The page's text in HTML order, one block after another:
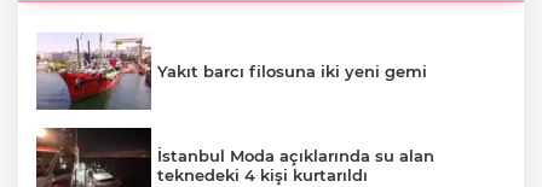
Yakıt barcı filosuna iki yeni gemi
İstanbul Moda açıklarında su alan
teknedeki 4 kişi kurtarıldı